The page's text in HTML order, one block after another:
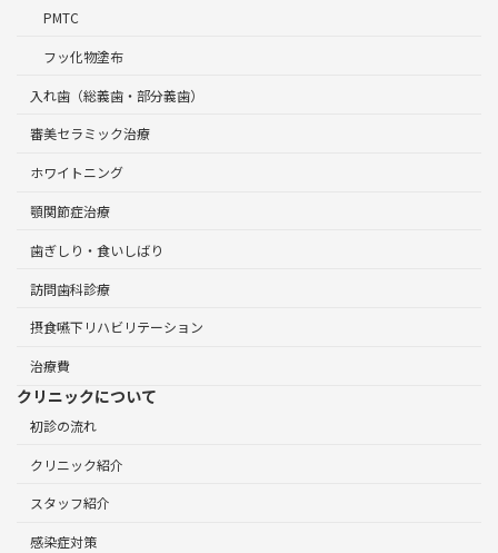
PMTC
フッ化物塗布
入れ歯（総義歯・部分義歯）
審美セラミック治療
ホワイトニング
顎関節症治療
歯ぎしり・食いしばり
訪問歯科診療
摂食嚥下リハビリテーション
治療費
クリニックについて
初診の流れ
クリニック紹介
スタッフ紹介
感染症対策